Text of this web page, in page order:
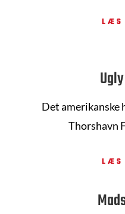
LÆS
Det
Thorshavn
LÆS